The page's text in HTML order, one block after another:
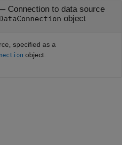
Connection to data source
object
specified as a
object.